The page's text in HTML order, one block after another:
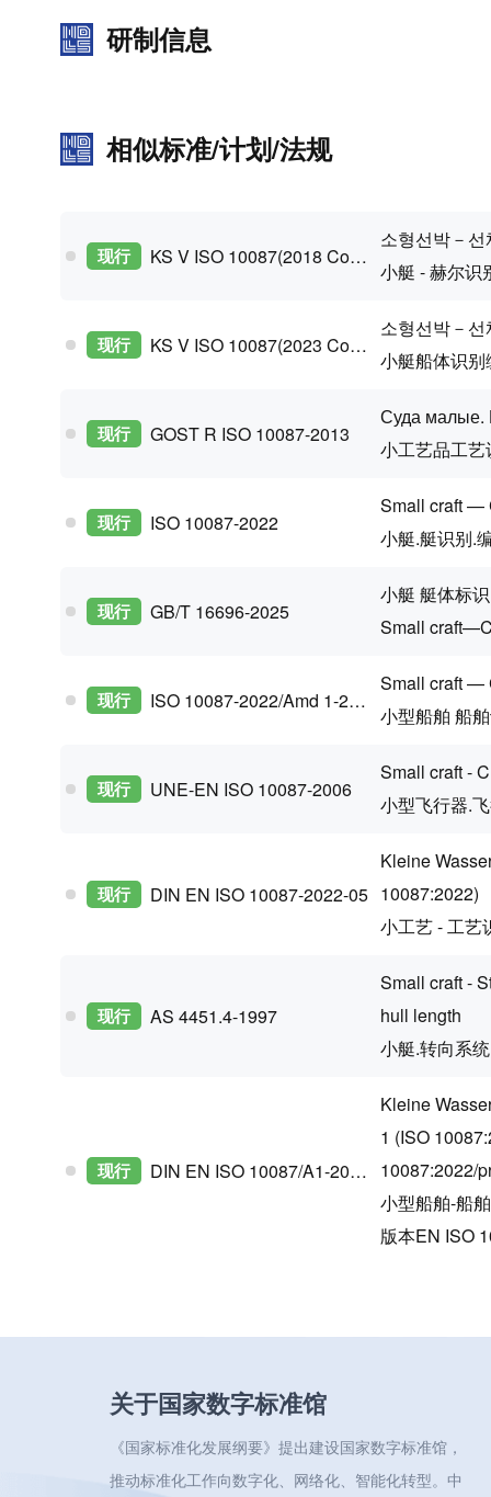
研制信息
相似标准/计划/法规
现行 KS V ISO 10087(2018 Confirm)
소형선박－
小艇 - 赫尔识
现行 KS V ISO 10087(2023 Confirm)
소형선박－
小艇船体识
现行 GOST R ISO 10087-2013
Суда малые.
小工艺品工
现行 ISO 10087-2022
Small craft —
小艇.艇识别.
现行 GB/T 16696-2025
小艇 艇体标
Small
现行 ISO 10087-2022/Amd 1-2026
Small craft —
小型船舶 船
现行 UNE-EN ISO 10087-2006
Small craft -
小型飞行器.
现行 DIN EN ISO 10087-2022-05
Kleine
10087:2022)
小工艺 - 工艺
现行 AS 4451.4-1997
Small craft -
hull length
小艇.转向系
现行 DIN EN ISO 10087/A1-2025-09
Kleine
1 (ISO
10087:2022/
小型船舶-船
版本EN ISO
关于国家数字标准馆
《国家标准化发展纲要》提出建设国家数字标准馆，
推动标准化工作向数字化、网络化、智能化转型。中